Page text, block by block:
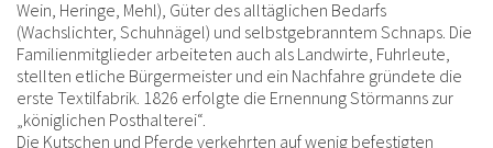
Wein, Heringe, Mehl), Güter des alltäglichen Bedarfs
(Wachslichter, Schuhnägel) und selbstgebranntem Schnaps. Die
Familienmitglieder arbeiteten auch als Landwirte, Fuhrleute,
stellten etliche Bürgermeister und ein Nachfahre gründete die
erste Textilfabrik. 1826 erfolgte die Ernennung Störmanns zur
„königlichen Posthalterei“.
Die Kutschen und Pferde verkehrten auf wenig befestigten